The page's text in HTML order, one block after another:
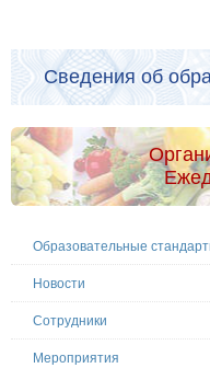
Сведения об
Образовательные
Новости
Сотрудники
Мероприятия